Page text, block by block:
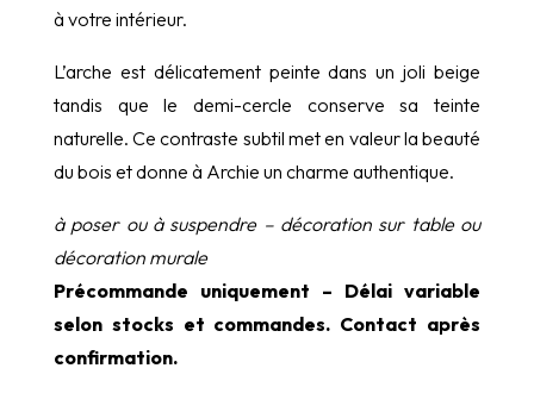
à votre intérieur.
L’arche est délicatement peinte dans un joli beige
tandis que le demi-cercle conserve sa teinte
naturelle. Ce contraste subtil met en valeur la beauté
du bois et donne à Archie un charme authentique.
à poser ou à suspendre – décoration sur table ou
décoration murale
Précommande uniquement – Délai variable
selon stocks et commandes. Contact après
confirmation.